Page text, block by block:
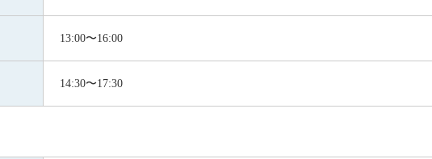
13:00〜16:00
14:30〜17:30